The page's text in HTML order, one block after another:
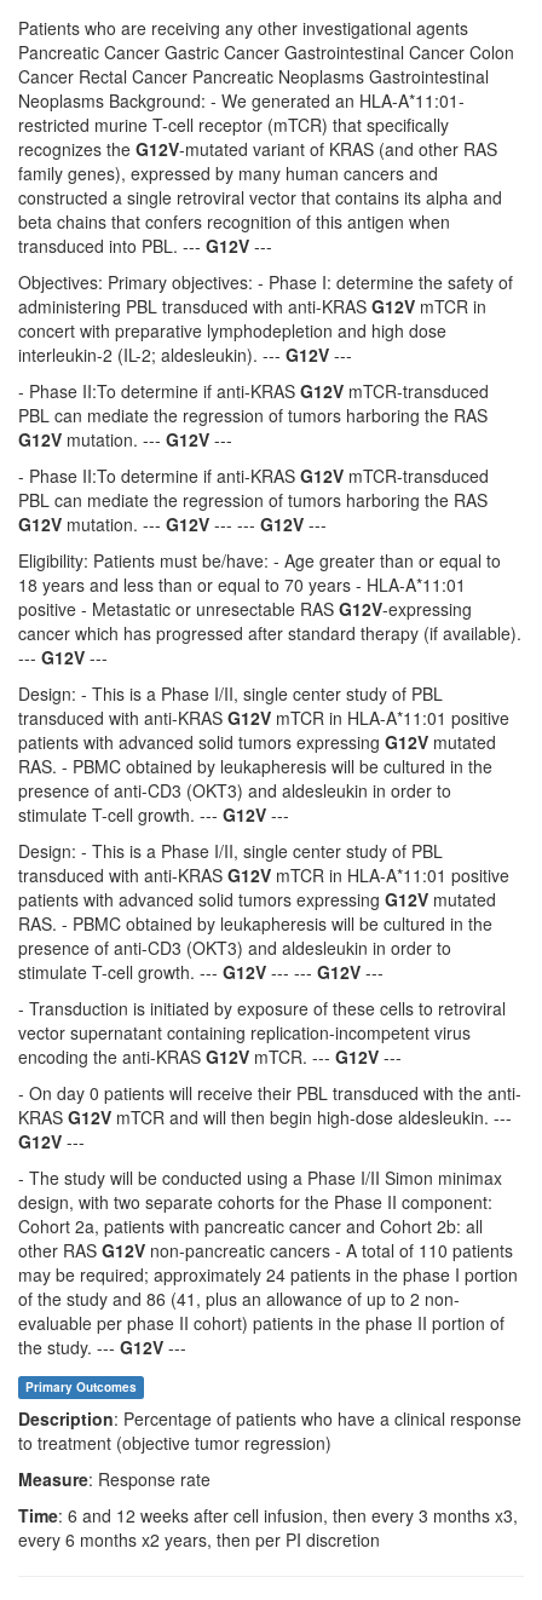
Patients who are receiving any other investigational agents
Pancreatic Cancer Gastric Cancer Gastrointestinal Cancer Colon
Cancer Rectal Cancer Pancreatic Neoplasms Gastrointestinal
Neoplasms Background: - We generated an HLA-A*11:01-
restricted murine T-cell receptor (mTCR) that specifically
recognizes the G12V-mutated variant of KRAS (and other RAS
family genes), expressed by many human cancers and
constructed a single retroviral vector that contains its alpha and
beta chains that confers recognition of this antigen when
transduced into PBL. --- G12V ---
Objectives: Primary objectives: - Phase I: determine the safety of
administering PBL transduced with anti-KRAS G12V mTCR in
concert with preparative lymphodepletion and high dose
interleukin-2 (IL-2; aldesleukin). --- G12V ---
- Phase II:To determine if anti-KRAS G12V mTCR-transduced
PBL can mediate the regression of tumors harboring the RAS
G12V mutation. --- G12V ---
- Phase II:To determine if anti-KRAS G12V mTCR-transduced
PBL can mediate the regression of tumors harboring the RAS
G12V mutation. --- G12V --- --- G12V ---
Eligibility: Patients must be/have: - Age greater than or equal to
18 years and less than or equal to 70 years - HLA-A*11:01
positive - Metastatic or unresectable RAS G12V-expressing
cancer which has progressed after standard therapy (if available).
--- G12V ---
Design: - This is a Phase I/II, single center study of PBL
transduced with anti-KRAS G12V mTCR in HLA-A*11:01 positive
patients with advanced solid tumors expressing G12V mutated
RAS. - PBMC obtained by leukapheresis will be cultured in the
presence of anti-CD3 (OKT3) and aldesleukin in order to
stimulate T-cell growth. --- G12V ---
Design: - This is a Phase I/II, single center study of PBL
transduced with anti-KRAS G12V mTCR in HLA-A*11:01 positive
patients with advanced solid tumors expressing G12V mutated
RAS. - PBMC obtained by leukapheresis will be cultured in the
presence of anti-CD3 (OKT3) and aldesleukin in order to
stimulate T-cell growth. --- G12V --- --- G12V ---
- Transduction is initiated by exposure of these cells to retroviral
vector supernatant containing replication-incompetent virus
encoding the anti-KRAS G12V mTCR. --- G12V ---
- On day 0 patients will receive their PBL transduced with the anti-
KRAS G12V mTCR and will then begin high-dose aldesleukin. ---
G12V ---
- The study will be conducted using a Phase I/II Simon minimax
design, with two separate cohorts for the Phase II component:
Cohort 2a, patients with pancreatic cancer and Cohort 2b: all
other RAS G12V non-pancreatic cancers - A total of 110 patients
may be required; approximately 24 patients in the phase I portion
of the study and 86 (41, plus an allowance of up to 2 non-
evaluable per phase II cohort) patients in the phase II portion of
the study. --- G12V ---
Primary Outcomes
Description: Percentage of patients who have a clinical response
to treatment (objective tumor regression)
Measure: Response rate
Time: 6 and 12 weeks after cell infusion, then every 3 months x3,
every 6 months x2 years, then per PI discretion